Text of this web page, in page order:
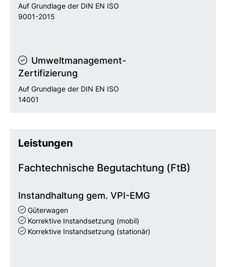
Auf Grundlage der DIN EN ISO
9001-2015
Umweltmanagement-
Zertifizierung
Auf Grundlage der DIN EN ISO
14001
Leistungen
Fachtechnische Begutachtung (FtB)
Instandhaltung gem. VPI-EMG
Güterwagen
Korrektive Instandsetzung (mobil)
Korrektive Instandsetzung (stationär)